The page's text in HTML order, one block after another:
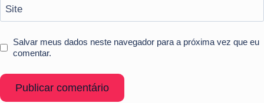
Site
Salvar meus dados neste navegador para a próxima vez que eu
comentar.